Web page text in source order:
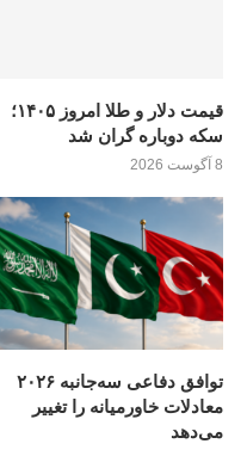
قیمت دلار و طلا امروز ۱۴۰۵؛
سکه دوباره گران شد
8 آگوست 2026
توافق دفاعی سه‌جانبه ۲۰۲۶
معادلات خاورمیانه را تغییر
می‌دهد